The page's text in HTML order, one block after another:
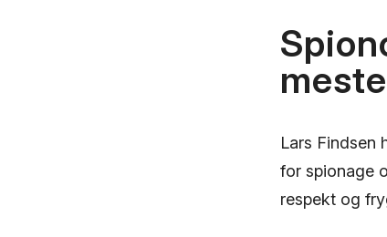
Lars Findsen
for spionage
respekt og